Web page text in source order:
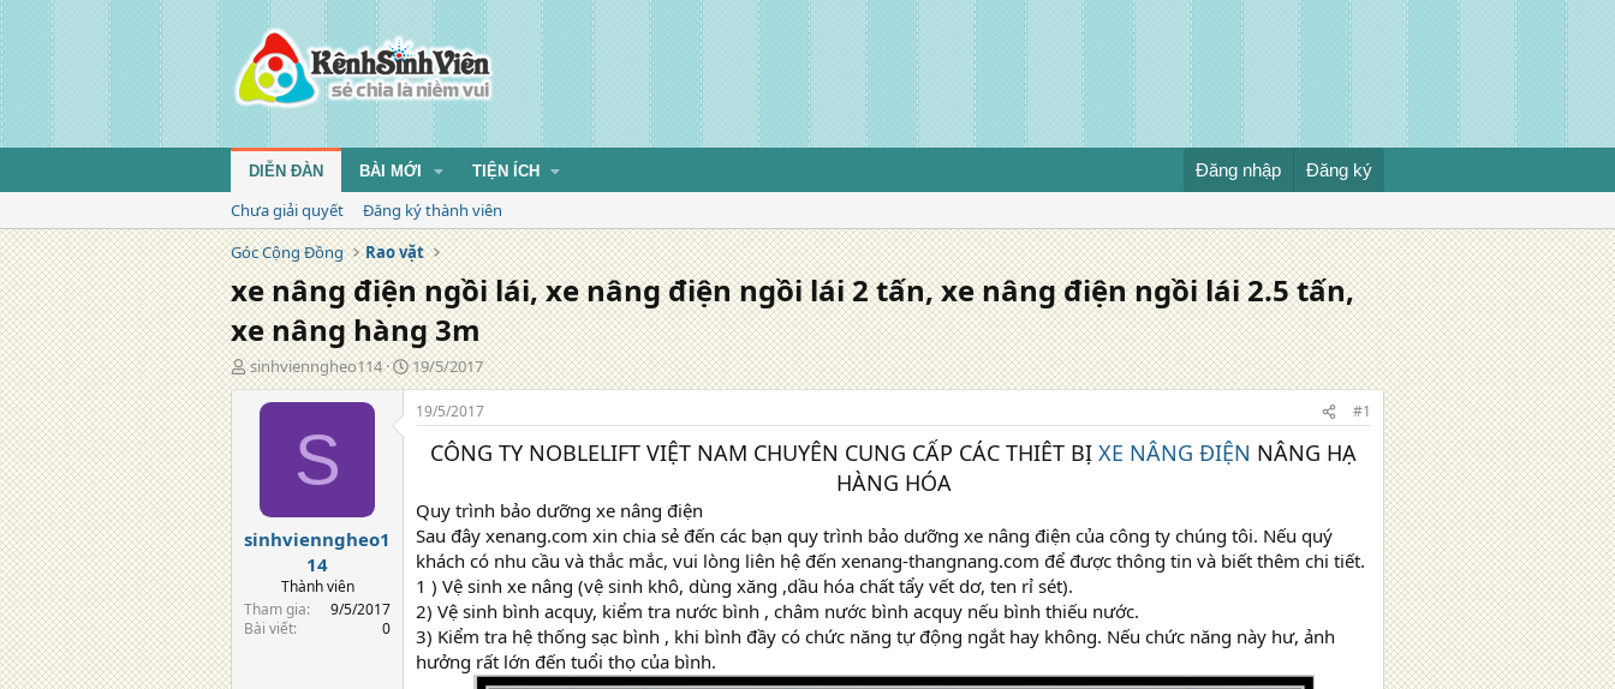
DIỄN ĐÀN BÀI MỚI TIỆN ÍCH Đăng nhập Đăng ký
Chưa giải quyết
Đăng ký thành viên
Góc Cộng Đồng
Rao vặt
xe nâng điện ngồi lái, xe nâng điện ngồi lái 2 tấn, xe nâng điện ngồi lái 2.5 tấn,
xe nâng hàng 3m
T
á
sinhvienngheo114
N
g
à
y
g
19/5/2017
S
sinhvienngheo1
14
Thành viên
Tham gia
9/5/2017
Bài viết
0
19/5/2017 #1
CÔNG TY NOBLELIFT VIỆT NAM CHUYÊN CUNG CẤP CÁC THIÊT BỊ XE NÂNG ĐIỆN NÂNG HẠ
HÀNG HÓA
Quy trình bảo dưỡng xe nâng điện
Sau đây xenang.com xin chia sẻ đến các bạn quy trình bảo dưỡng xe nâng điện của công ty chúng tôi. Nếu quý
khách có nhu cầu và thắc mắc, vui lòng liên hệ đến xenang-thangnang.com để được thông tin và biết thêm chi tiết.
1 ) Vệ sinh xe nâng (vệ sinh khô, dùng xăng ,dầu hóa chất tẩy vết dơ, ten rỉ sét).
2) Vệ sinh bình acquy, kiểm tra nước bình , châm nước bình acquy nếu bình thiếu nước.
3) Kiểm tra hệ thống sạc bình , khi bình đầy có chức năng tự động ngắt hay không. Nếu chức năng này hư, ảnh
hưởng rất lớn đến tuổi thọ của bình.